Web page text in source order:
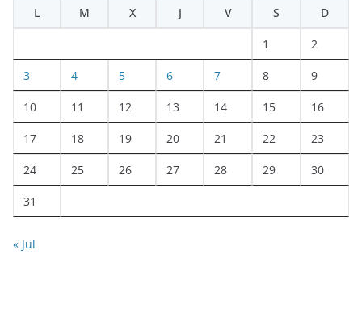
L
M X J V S D
1 2
3 4 5 6 7 8 9
10 11 12 13 14 15 16
17 18 19 20 21 22 23
24 25 26 27 28 29 30
31
« Jul